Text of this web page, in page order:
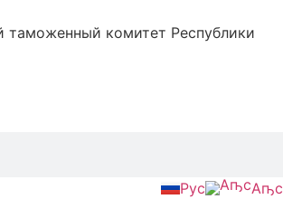
таможенный комитет Республики
Рус
Аҧс